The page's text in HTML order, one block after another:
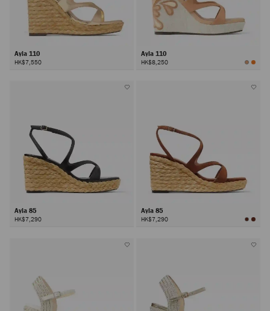
Ayla 110
HK$7,550
Ayla 110
HK$8,250
Ayla 85
HK$7,290
Ayla 85
HK$7,290